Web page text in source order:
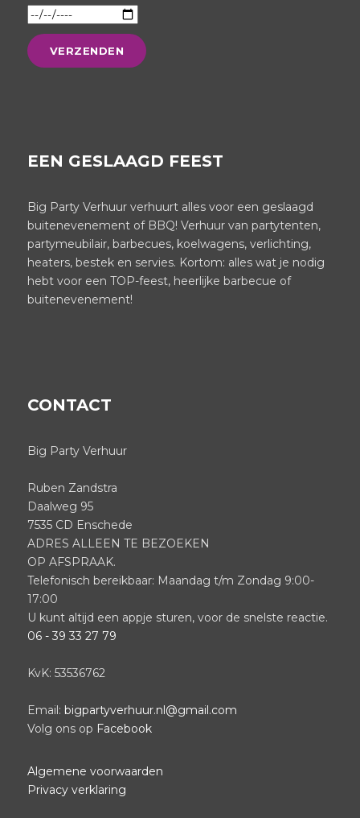
EEN GESLAAGD FEEST
Big Party Verhuur verhuurt alles voor een geslaagd
buitenevenement of BBQ! Verhuur van partytenten,
partymeubilair, barbecues, koelwagens, verlichting,
heaters, bestek en servies. Kortom: alles wat je nodig
hebt voor een TOP-feest, heerlijke barbecue of
buitenevenement!
CONTACT
Big Party Verhuur
Ruben Zandstra
Daalweg 95
7535 CD Enschede
ADRES ALLEEN TE BEZOEKEN
OP AFSPRAAK.
Telefonisch bereikbaar: Maandag t/m Zondag 9:00-
17:00
U kunt altijd een appje sturen, voor de snelste reactie.
06 - 39 33 27 79
KvK: 53536762
Email: bigpartyverhuur.nl@gmail.com
Volg ons op Facebook
Algemene voorwaarden
Privacy verklaring